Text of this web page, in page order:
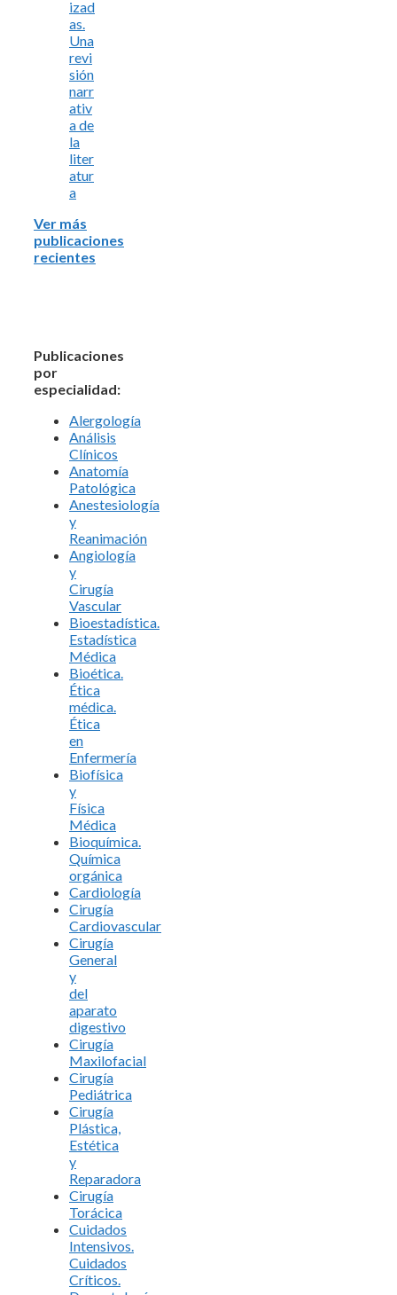
izad
as.
Una
revi
sión
narr
ativ
a de
la
liter
atur
a
Ver más
publicaciones
recientes
Publicaciones
por
especialidad:
Alergología
Análisis
Clínicos
Anatomía
Patológica
Anestesiología
y
Reanimación
Angiología
y
Cirugía
Vascular
Bioestadística.
Estadística
Médica
Bioética.
Ética
médica.
Ética
en
Enfermería
Biofísica
y
Física
Médica
Bioquímica.
Química
orgánica
Cardiología
Cirugía
Cardiovascular
Cirugía
General
y
del
aparato
digestivo
Cirugía
Maxilofacial
Cirugía
Pediátrica
Cirugía
Plástica,
Estética
y
Reparadora
Cirugía
Torácica
Cuidados
Intensivos.
Cuidados
Críticos.